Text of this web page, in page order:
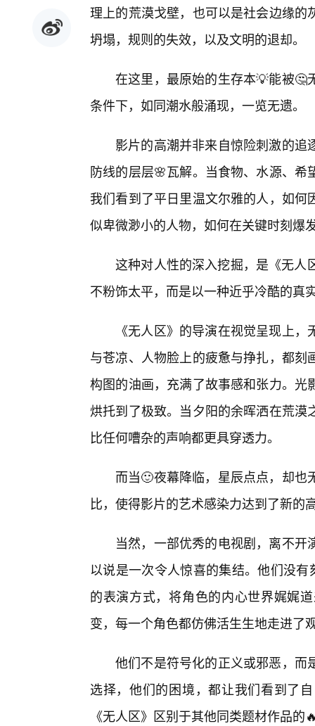
理上的荒漠戈壁，也可以是社会边缘
坍塌，规则的失效，以及文明的退却。
在这里，最原始的生存本💡能被🤔
条件下，如同潮水般涌现，一览无遗。
影片的高潮并非来自惊险刺激的
防线的层层🌸瓦解。当食物、水源、
我们看到了平日里温文尔雅的人，如
似卑微渺小的人物，如何在关键时刻爆
这种对人性的深入挖掘，是《无人
不粉饰太平，而是以一种近乎冷酷的真
《无人区》的导演在视觉呈现上
与苍凉、人物脸上的疲惫与挣扎，都
构图的油画，充满了故事感和张力。
烘托到了极致。当夕阳的余晖洒在荒
比任何嘈杂的声响都更具穿透力。
而当🙂夜幕降临，星辰点点，却
比，使得影片的艺术感染力达到了新的
当然，一部优秀的电视剧，离不
以说是一次令人惊喜的集结。他们没
的表演方式，将角色的内心世界娓娓
变，每一个角色都仿佛活生生地走进了
他们不是符号化的正义或邪恶，而
选择，他们的困境，都让我们看到了
《无人区》区别于其他同类题材作品的